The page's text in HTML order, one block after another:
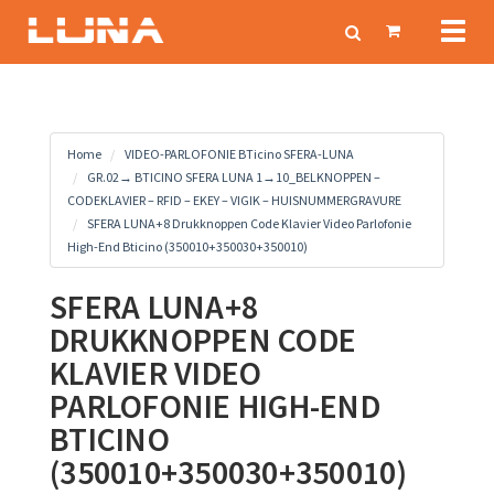
Home
VIDEO-PARLOFONIE BTicino SFERA-LUNA
GR.02→ BTICINO SFERA LUNA 1→10_BELKNOPPEN –
CODEKLAVIER – RFID – EKEY – VIGIK – HUISNUMMERGRAVURE
SFERA LUNA+8 Drukknoppen Code Klavier Video Parlofonie
High-End Bticino (350010+350030+350010)
SFERA LUNA+8
DRUKKNOPPEN CODE
KLAVIER VIDEO
PARLOFONIE HIGH-END
BTICINO
(350010+350030+350010)